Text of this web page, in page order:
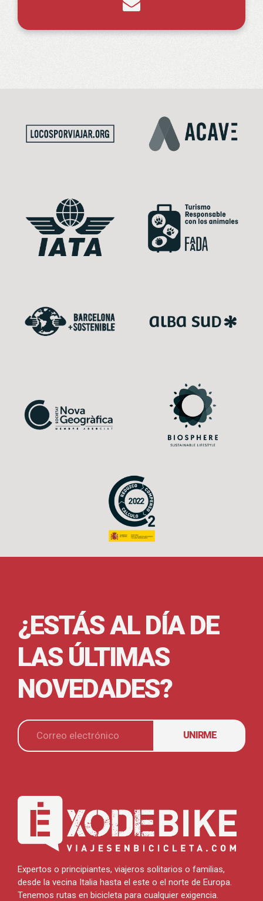
¿ESTÁS AL DÍA DE
LAS ÚLTIMAS
NOVEDADES?
UNIRME
Expertos o principiantes, viajeros solitarios o familias,
desde la vecina Italia hasta el este o el norte de Europa.
Tenemos rutas en bicicleta para cualquier exigencia.